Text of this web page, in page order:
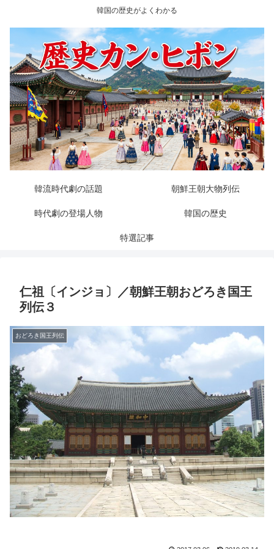
韓国の歴史がよくわかる
韓流時代劇の話題 朝鮮王朝大物列伝
時代劇の登場人物 韓国の歴史
特選記事
仁祖〔インジョ〕／朝鮮王朝おどろき国王
列伝３
おどろき国王列伝